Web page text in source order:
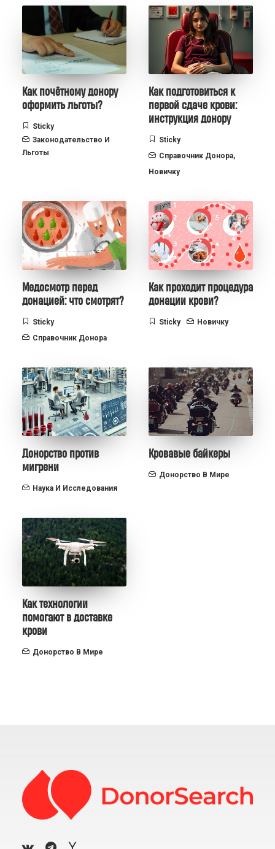
Как почётному донору
оформить льготы?
Sticky
Законодательство И
Льготы
Как подготовиться к
первой сдаче крови:
инструкция донору
Sticky
Справочник Донора,
Новичку
Медосмотр перед
донацией: что смотрят?
Sticky
Справочник Донора
Как проходит процедура
донации крови?
Sticky Новичку
Донорство против
мигрени
Наука И Исследования
Кровавые байкеры
Донорство В Мире
Как технологии
помогают в доставке
крови
Донорство В Мире